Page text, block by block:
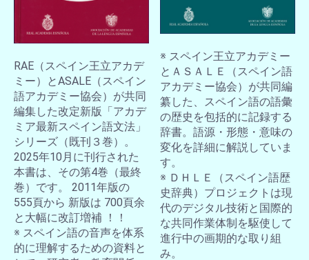
RAE（スペイン王立アカデ
ミー）とASALE（スペイン
語アカデミー協会）が共同
編集した改定新版「アカデ
ミア最新スペイン語文法」
シリーズ（既刊３巻）。
2025年10月に刊行された
本書は、その第4巻（最終
巻）です。 2011年版の
555頁から 新版は 700頁余
と大幅に改訂増補 ！！
※ スペイン語の音声を体系
的に理解するための資料と
※ スペイン王立アカデミー
とＡＳＡＬＥ（スペイン語
アカデミー協会）が共同編
纂した、スペイン語の語彙
の歴史を包括的に記録する
辞書。語源・形態・意味の
変化を詳細に解説していま
す。
※ ＤＨＬＥ（スペイン語歴
史辞典）プロジェクトは現
代のデジタル技術と国際的
な共同作業体制を駆使して
進行中の画期的な取り組
み。